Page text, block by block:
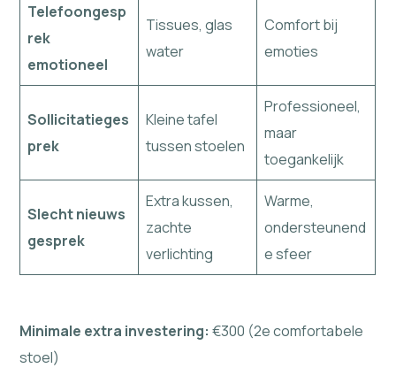
Telefoongesp
rek
emotioneel
Tissues, glas
water
Comfort bij
emoties
Sollicitatieges
prek
Kleine tafel
tussen stoelen
Professioneel,
maar
toegankelijk
Slecht nieuws
gesprek
Extra kussen,
zachte
verlichting
Warme,
ondersteunend
e sfeer
Minimale extra investering: €300 (2e comfortabele
stoel)